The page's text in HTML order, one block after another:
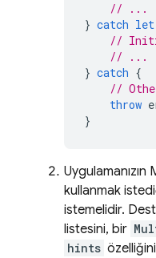
// ...
} catch let
//
// ...
} catch {
//
throw
}
Uygulamanızın
kullanmak
istemelidir.
listesini, bir
hints